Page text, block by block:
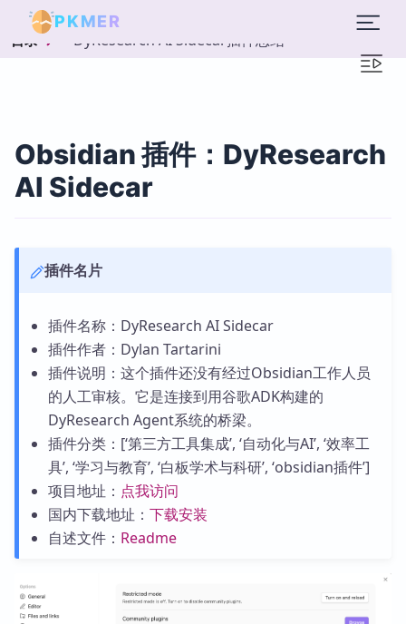
PKMER
目录 DyResearch AI Sidecar插件总结
Obsidian 插件：DyResearch
AI Sidecar
插件名片
插件名称：DyResearch AI Sidecar
插件作者：Dylan Tartarini
插件说明：这个插件还没有经过Obsidian工作人员
的人工审核。它是连接到用谷歌ADK构建的
DyResearch Agent系统的桥梁。
插件分类：[‘第三方工具集成’, ‘自动化与AI’, ‘效率工
具’, ‘学习与教育’, ‘白板学术与科研’, ‘obsidian插件’]
项目地址： 点我访问
国内下载地址： 下载安装
自述文件： Readme